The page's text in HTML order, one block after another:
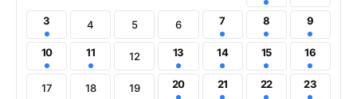
3 4 5 6 7 8 9
10 11 12 13 14 15 16
17 18 19 20 21 22 23